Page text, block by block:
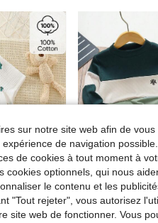
sur notre site web afin de
de navigation
de cookies à tout moment à
cookies optionnels, qui nous
le contenu et les
"Tout rejeter", vous autorisez
site web de fonctionner. Vous